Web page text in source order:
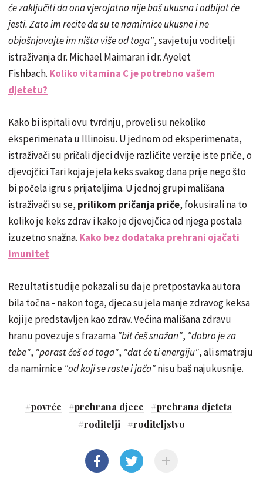
će zaključiti da ona vjerojatno nije baš ukusna i odbijat će
jesti. Zato im recite da su te namirnice ukusne i ne
objašnjavajte im ništa više od toga", savjetuju voditelji
istraživanja dr. Michael Maimaran i dr. Ayelet
Fishbach. Koliko vitamina C je potrebno vašem
djetetu?
Kako bi ispitali ovu tvrdnju, proveli su nekoliko
eksperimenata u Illinoisu. U jednom od eksperimenata,
istraživači su pričali djeci dvije različite verzije iste priče, o
djevojčici Tari koja je jela keks svakog dana prije nego što
bi počela igru ​​s prijateljima. U jednoj grupi mališana
istraživači su se, prilikom pričanja priče, fokusirali na to
koliko je keks zdrav i kako je djevojčica od njega postala
izuzetno snažna. Kako bez dodataka prehrani ojačati
imunitet
Rezultati studije pokazali su da je pretpostavka autora
bila točna - nakon toga, djeca su jela manje zdravog keksa
koji je predstavljen kao zdrav. Većina mališana zdravu
hranu povezuje s frazama "bit ćeš snažan", "dobro je za
tebe", "porast ćeš od toga", "dat će ti energiju", ali smatraju
da namirnice "od koji se raste i jača"nisu baš najukusnije.
#povrće #prehrana djece #prehrana djeteta
#roditelji #roditeljstvo